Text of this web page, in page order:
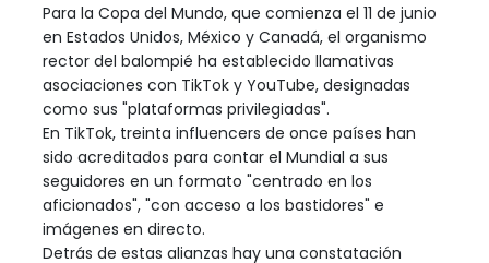
Para la Copa del Mundo, que comienza el 11 de junio
en Estados Unidos, México y Canadá, el organismo
rector del balompié ha establecido llamativas
asociaciones con TikTok y YouTube, designadas
como sus "plataformas privilegiadas".
En TikTok, treinta influencers de once países han
sido acreditados para contar el Mundial a sus
seguidores en un formato "centrado en los
aficionados", "con acceso a los bastidores" e
imágenes en directo.
Detrás de estas alianzas hay una constatación